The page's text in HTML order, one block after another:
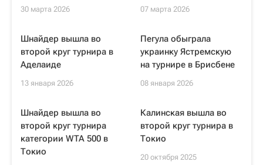
30 марта 2026 07 марта 2026
Шнайдер вышла во
второй круг турнира в
Аделаиде
13 января 2026
Пегула обыграла
украинку Ястремскую
на турнире в Брисбене
08 января 2026
Шнайдер вышла во
второй круг турнира
категории WTA 500 в
Токио
Калинская вышла во
второй круг турнира в
Токио
20 октября 2025